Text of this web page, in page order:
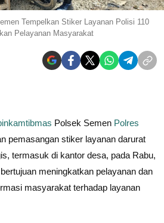
Tempelkan Stiker Layanan Polisi 110
Pelayanan Masyarakat
Polsek Semen Polres
pemasangan stiker layanan darurat
termasuk di kantor desa, pada Rabu,
meningkatkan pelayanan dan
masyarakat terhadap layanan